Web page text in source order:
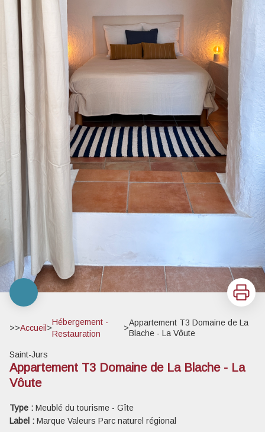
Imprimer
>>Accueil >
Hébergement -
Restauration
>
Appartement T3 Domaine de La
Blache - La Vôute
Saint-Jurs
Appartement T3 Domaine de La Blache - La
Vôute
Type : Meublé du tourisme - Gîte
Label : Marque Valeurs Parc naturel régional